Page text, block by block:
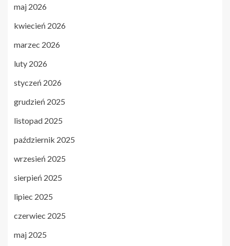
maj 2026
kwiecień 2026
marzec 2026
luty 2026
styczeń 2026
grudzień 2025
listopad 2025
październik 2025
wrzesień 2025
sierpień 2025
lipiec 2025
czerwiec 2025
maj 2025